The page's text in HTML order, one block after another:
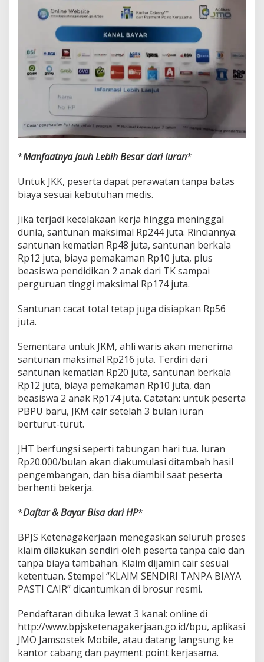
*Manfaatnya Jauh Lebih Besar dari Iuran*
Untuk JKK, peserta dapat perawatan tanpa batas
biaya sesuai kebutuhan medis.
Jika terjadi kecelakaan kerja hingga meninggal
dunia, santunan maksimal Rp244 juta. Rinciannya:
santunan kematian Rp48 juta, santunan berkala
Rp12 juta, biaya pemakaman Rp10 juta, plus
beasiswa pendidikan 2 anak dari TK sampai
perguruan tinggi maksimal Rp174 juta.
Santunan cacat total tetap juga disiapkan Rp56
juta.
Sementara untuk JKM, ahli waris akan menerima
santunan maksimal Rp216 juta. Terdiri dari
santunan kematian Rp20 juta, santunan berkala
Rp12 juta, biaya pemakaman Rp10 juta, dan
beasiswa 2 anak Rp174 juta. Catatan: untuk peserta
PBPU baru, JKM cair setelah 3 bulan iuran
berturut-turut.
JHT berfungsi seperti tabungan hari tua. Iuran
Rp20.000/bulan akan diakumulasi ditambah hasil
pengembangan, dan bisa diambil saat peserta
berhenti bekerja.
*Daftar & Bayar Bisa dari HP*
BPJS Ketenagakerjaan menegaskan seluruh proses
klaim dilakukan sendiri oleh peserta tanpa calo dan
tanpa biaya tambahan. Klaim dijamin cair sesuai
ketentuan. Stempel “KLAIM SENDIRI TANPA BIAYA
PASTI CAIR” dicantumkan di brosur resmi.
Pendaftaran dibuka lewat 3 kanal: online di
http://www.bpjsketenagakerjaan.go.id/bpu, aplikasi
JMO Jamsostek Mobile, atau datang langsung ke
kantor cabang dan payment point kerjasama.